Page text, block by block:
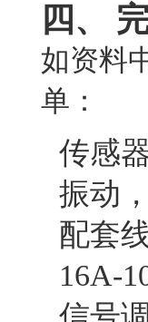
四、
如资料
单：
传感
振动
配套
16A-